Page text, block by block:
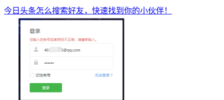
今日头条怎么搜索好友，快速找到你的小伙伴！